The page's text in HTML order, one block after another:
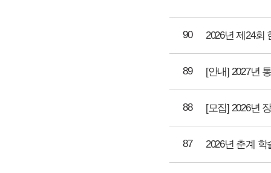
90 2026년 제24회
89 [안내] 2027년
88 [모집] 2026년
87